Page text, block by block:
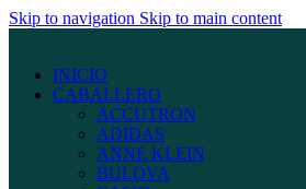
Skip to navigation Skip to main content
INICIO
CABALLERO
ACCUTRON
ADIDAS
ANNE KLEIN
BULOVA